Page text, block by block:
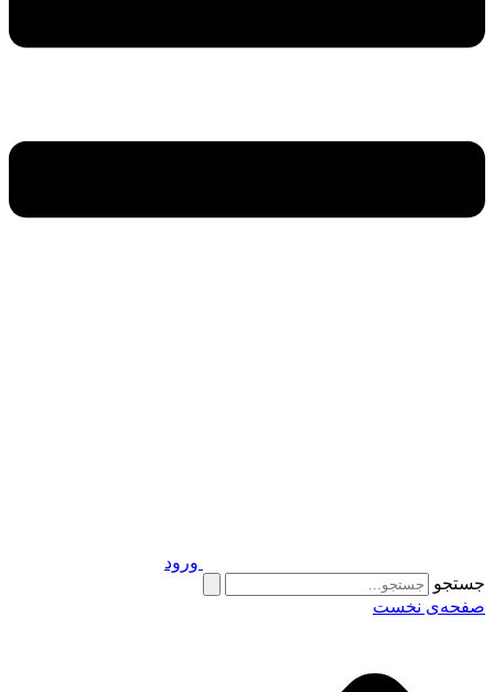
ورود
جستجو
صفحه‌ی نخست